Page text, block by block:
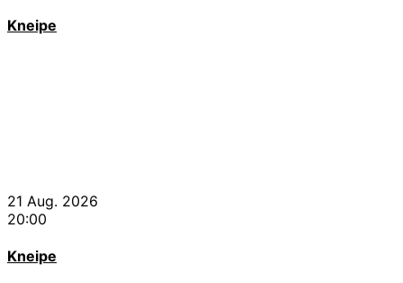
Kneipe
21 Aug. 2026
20:00
Kneipe